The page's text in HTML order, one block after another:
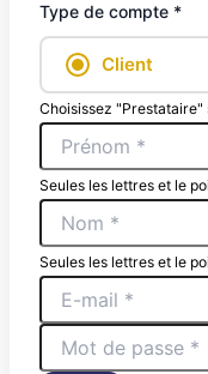
Type de compte *
Client
Choisissez
Seules les lettres et le
Seules les lettres et le